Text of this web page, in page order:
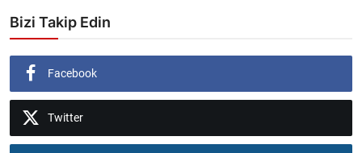
Bizi Takip Edin
Facebook
Twitter